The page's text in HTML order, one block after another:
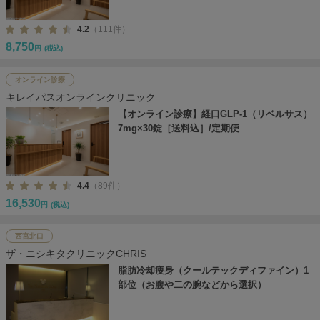
4.2 （111件）
8,750 円 (税込)
オンライン診療
キレイパスオンラインクリニック
【オンライン診療】経口GLP-1（リベルサス）
7mg×30錠［送料込］/定期便
4.4 （89件）
16,530 円 (税込)
西宮北口
ザ・ニシキタクリニックCHRIS
脂肪冷却痩身（クールテックディファイン）1
部位（お腹や二の腕などから選択）